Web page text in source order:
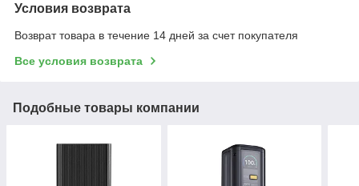
Условия возврата
Возврат товара в течение 14 дней за счет покупателя
Все условия возврата
Подобные товары компании